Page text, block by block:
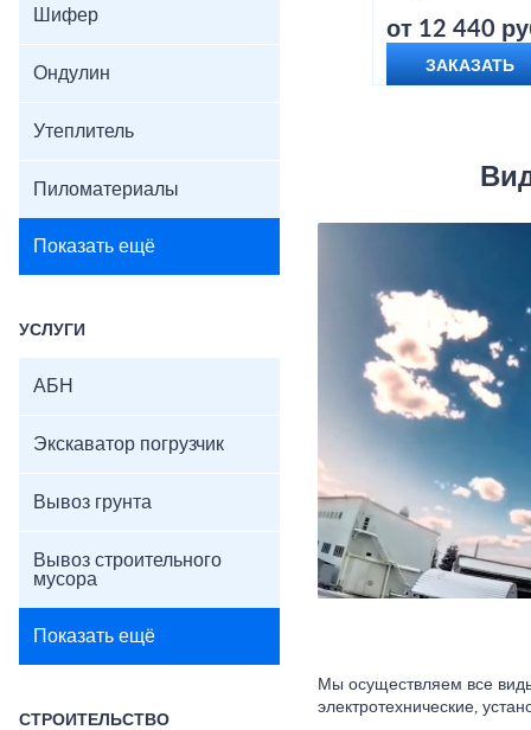
Шифер
Ондулин
Утеплитель
Пиломатериалы
Показать ещё
УСЛУГИ
АБН
Экскаватор погрузчик
Вывоз грунта
Вывоз строительного
мусора
Показать ещё
СТРОИТЕЛЬСТВО
от 12 440
ЗАКАЗАТЬ
Мы осуществляем все
электротехнические,